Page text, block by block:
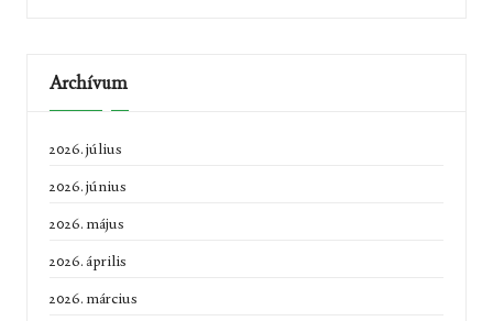
Archívum
2026. július
2026. június
2026. május
2026. április
2026. március